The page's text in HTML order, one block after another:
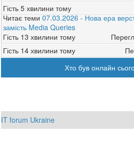
Гість 5 хвилини тому
Читає теми07.03.2026 - Нова ера
замість Media Queries
Гість 13 хвилини тому
Гість 14 хвилини тому
Хто був онлайн
IT forum Ukraine